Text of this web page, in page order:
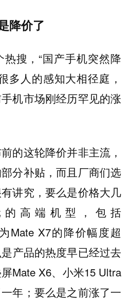
降价了
热搜，“国产手机突然降
多人的感知大相径庭，
机市场刚经历罕见的涨
的这轮降价并非主流，
分补贴，而且厂商们选
讲究，要么是价格大几
高端机型，包括
Mate X7的降价幅度超
产品的热度早已经过去
Mate X6、小米15 Ultra
年；要么是之前涨了一